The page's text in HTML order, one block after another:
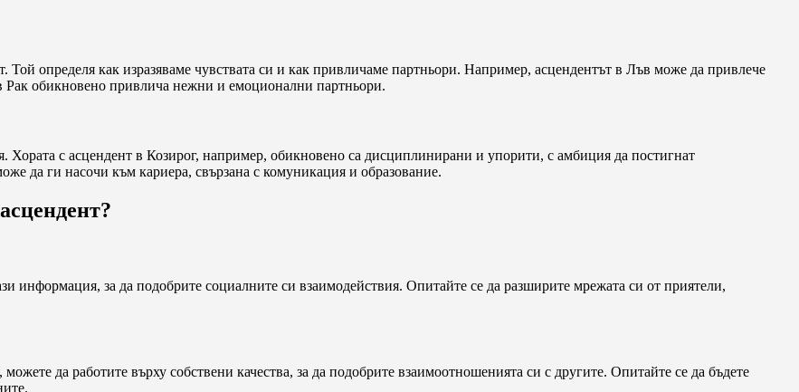
определя как изразяваме чувствата си и как привличаме партньори. Например, асцендентът в Лъв може да привлече
Рак обикновено привлича нежни и емоционални партньори.
Хората с асцендент в Козирог, например, обикновено са дисциплинирани и упорити, с амбиция да постигнат
да ги насочи към кариера, свързана с комуникация и образование.
информация, за да подобрите социалните си взаимодействия. Опитайте се да разширите мрежата си от приятели,
да работите върху собствени качества, за да подобрите взаимоотношенията си с другите. Опитайте се да бъдете